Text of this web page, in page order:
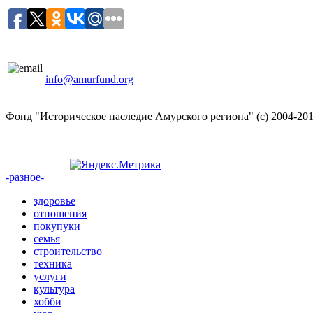
info@amurfund.org
Фонд "Историческое наследие Амурского региона" (с) 2004-
-разное-
здоровье
отношения
покупуки
семья
строительство
техника
услуги
культура
хобби